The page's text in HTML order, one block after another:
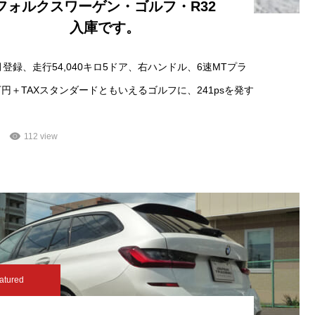
ォルクスワーゲン・ゴルフ・R32
入庫です。
録、走行54,040キロ5ドア、右ハンドル、6速MTプラ
＋TAXスタンダードともいえるゴルフに、241psを発す
112 view